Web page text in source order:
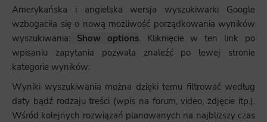
Amerykańska i angielska wersja wyszukiwarki Google
wzbogaciła się o nową możliwość porządkowania wyników
wyszukiwania: Show options. Kliknięcie w ten link po
wpisaniu zapytania pozwala znaleźć po lewej stronie
kategorie wyników:
Wyniki wyszukiwania można dzięki temu filtrować według
daty bądź rodzaju treści (wpis na forum, video, zdjęcie itp.).
Wśród kolejnych rozwiązań planowanych na najbliższy czas